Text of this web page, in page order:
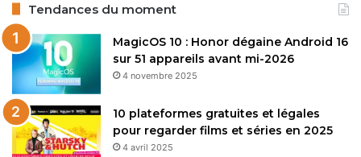
Tendances du moment
MagicOS 10 : Honor dégaine Android 16
sur 51 appareils avant mi-2026
4 novembre 2025
10 plateformes gratuites et légales
pour regarder films et séries en 2025
4 avril 2025